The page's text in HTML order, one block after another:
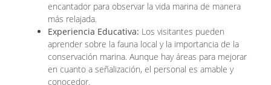
encantador para observar la vida marina de manera
más relajada.
Experiencia Educativa: Los visitantes pueden
aprender sobre la fauna local y la importancia de la
conservación marina. Aunque hay áreas para mejorar
en cuanto a señalización, el personal es amable y
conocedor.